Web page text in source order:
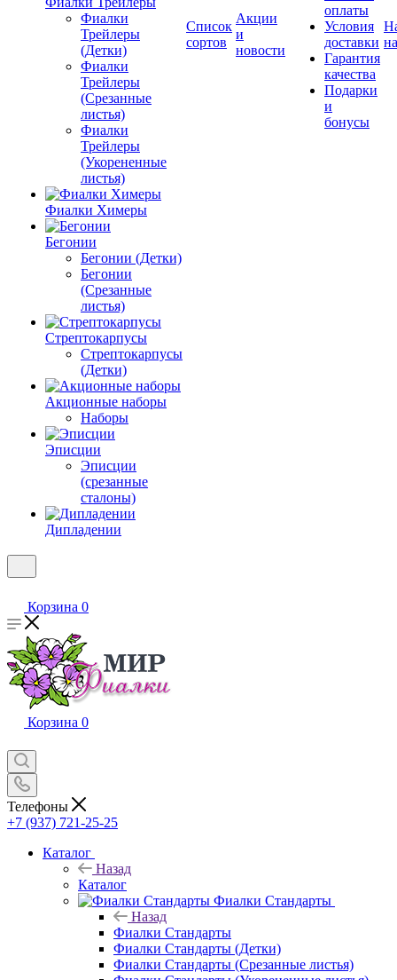
Фиалки
Трейлеры
(Детки)
Фиалки
Трейлеры
(Срезанные
листья)
Фиалки
Трейлеры
(Укорененные
листья)
Фиалки Химеры
Бегонии
Бегонии (Детки)
Бегонии
(Срезанные
листья)
Стрептокарпусы
Стрептокарпусы
(Детки)
Акционные наборы
Наборы
Эписции
Эписции
(срезанные
сталоны)
Дипладении
Список
сортов
Акции
и
новости
оплаты
Условия
доставки
Гарантия
качества
Подарки
и
бонусы
Корзина 0
Корзина 0
Телефоны
+7 (937) 721-25-25
Каталог
Назад
Каталог
Фиалки Стандарты
Назад
Фиалки Стандарты
Фиалки Стандарты (Детки)
Фиалки Стандарты (Срезанные листья)